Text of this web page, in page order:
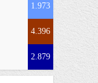
1.973
4.396
2.879